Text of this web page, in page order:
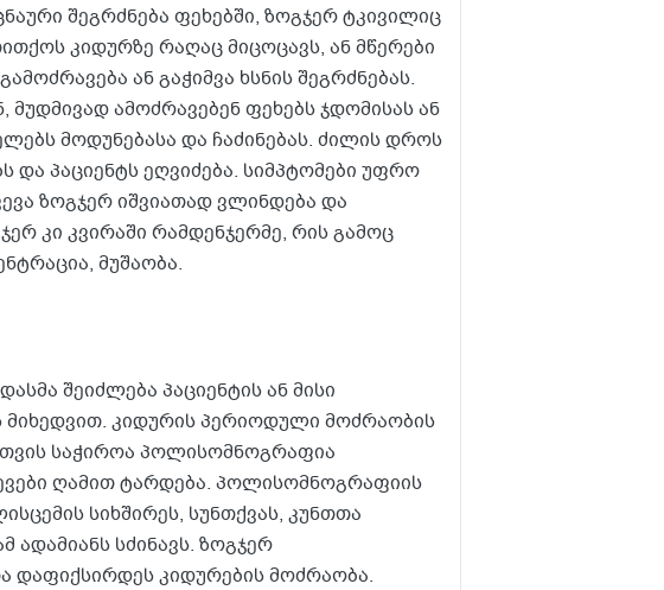
შეგრძნება ფეხებში, ზოგჯერ ტკივილიც
კიდურზე რაღაც მიცოცავს, ან მწერები
ან გაჭიმვა ხსნის შეგრძნებას.
ამოძრავებენ ფეხებს ჯდომისას ან
მოდუნებასა და ჩაძინებას. ძილის დროს
პაციენტს ეღვიძება. სიმპტომები უფრო
ზოგჯერ იშვიათად ვლინდება და
კი კვირაში რამდენჯერმე, რის გამოც
მუშაობა.
შეიძლება პაციენტის ან მისი
კიდურის პერიოდული მოძრაობის
საჭიროა პოლისომნოგრაფია
ღამით ტარდება. პოლისომნოგრაფიის
სიხშირეს, სუნთქვას, კუნთთა
ადამიანს სძინავს. ზოგჯერ
დაფიქსირდეს კიდურების მოძრაობა.